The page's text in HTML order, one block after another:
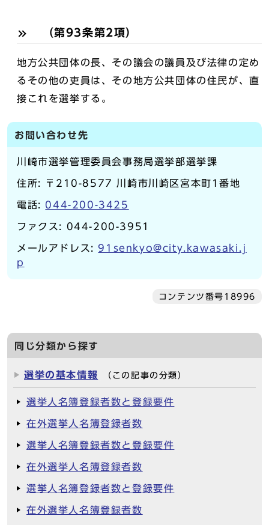
（第93条第2項）
地方公共団体の長、その議会の議員及び法律の定め
るその他の吏員は、その地方公共団体の住民が、直
接これを選挙する。
お問い合わせ先
川崎市選挙管理委員会事務局選挙部選挙課
住所: 〒210-8577 川崎市川崎区宮本町1番地
電話: 044-200-3425
ファクス: 044-200-3951
メールアドレス:91senkyo@city.kawasaki.j
p
コンテンツ番号18996
同じ分類から探す
選挙の基本情報 （この記事の分類）
選挙人名簿登録者数と登録要件
在外選挙人名簿登録者数
選挙人名簿登録者数と登録要件
在外選挙人名簿登録者数
選挙人名簿登録者数と登録要件
在外選挙人名簿登録者数